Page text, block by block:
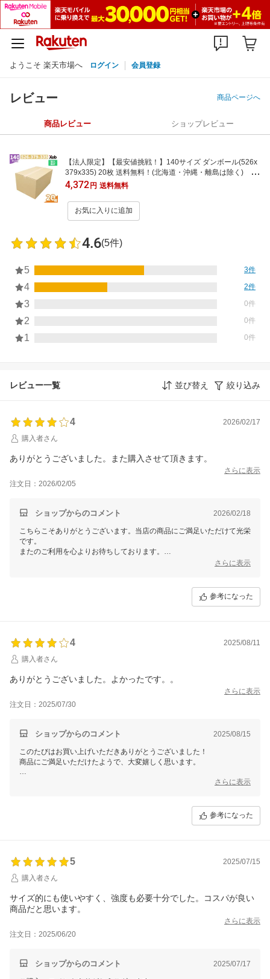
ようこそ 楽天市場へ ログイン 会員登録
レビュー 商品ページへ
商品レビュー ショップレビュー
【法人限定】【最安値挑戦！】140サイズ ダンボール(526x
379x335) 20枚 送料無料！(北海道・沖縄・離島は除く) 引
っ越し 宅配 段ボール ダンボール箱 引越し 引越し用 通販 宅
配 収納 梱包 日本製
4,372円 送料無料
お気に入りに追加
4.6(5件)
5 3件
4 2件
3 0件
2 0件
1 0件
レビュー一覧 並び替え 絞り込み
4
2026/02/17
購入者さん
ありがとうございました。また購入させて頂きます。
さらに表示
注文日：2026/02/05
ショップからのコメント 2026/02/18
こちらこそありがとうございます。当店の商品にご満足いただけて光栄
です。
またのご利用を心よりお待ちしております。
また、当ショップのLINE公式アカウントでもお得な情報を発信中で
布中です。
詳しくは当店トップページからご覧ください！
さらに表示
参考になった
4
2025/08/11
購入者さん
ありがとうございました。よかったです。。
さらに表示
注文日：2025/07/30
ショップからのコメント 2025/08/15
このたびはお買い上げいただきありがとうございました！
商品にご満足いただけたようで、大変嬉しく思います。
レビューを書いてくださいましたので次回から使える３００円オフクー
また、当ショップのLINE公式アカウントでもお得な情報を発信中で
詳しくは当店トップページからご覧ください！
さらに表示
参考になった
5
2025/07/15
購入者さん
サイズ的にも使いやすく、強度も必要十分でした。コスパが良い
商品だと思います。
さらに表示
注文日：2025/06/20
ショップからのコメント 2025/07/17